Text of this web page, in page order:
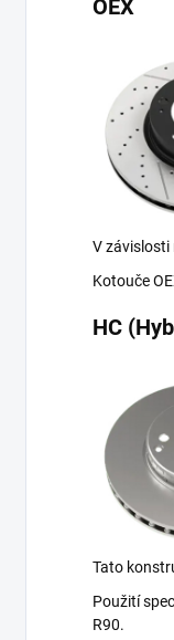
OEX
V závislosti
Kotouče
HC
Tato
Použití
R90.